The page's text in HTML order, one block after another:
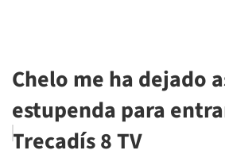
Chelo me ha dejado
estupenda para
Trecadís 8 TV